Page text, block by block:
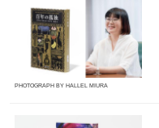
PHOTOGRAPH BY HALLEL MIURA